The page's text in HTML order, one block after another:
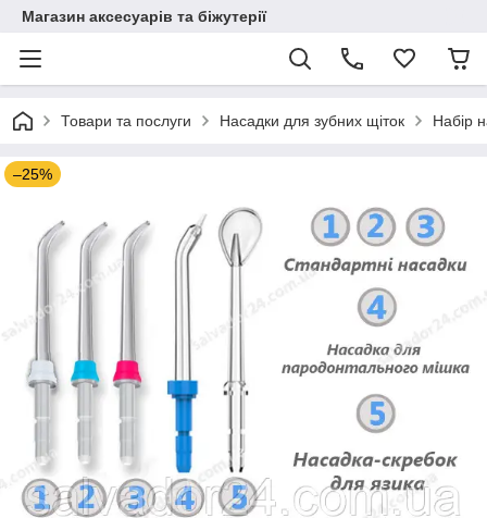
Магазин аксесуарів та біжутерії
Товари та послуги Насадки для зубних щіток Набір
–25%